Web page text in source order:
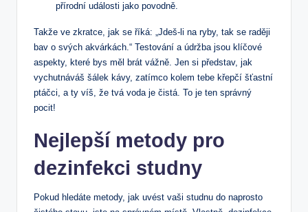
přírodní události jako povodně.
Takže ve zkratce, jak se říká: „Jdeš-li na ryby, tak se raději
bav o svých akvárkách.“ Testování a údržba jsou klíčové
aspekty, které bys měl brát vážně. Jen si představ, jak
vychutnáváš šálek kávy, zatímco kolem tebe křepčí šťastní
ptáčci, a ty víš, že tvá voda je čistá. To je ten správný
pocit!
Nejlepší metody pro
dezinfekci studny
Pokud hledáte metody, jak uvést vaši studnu do naprosto